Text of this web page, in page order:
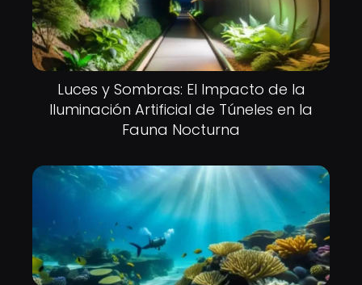
Luces y Sombras: El Impacto de la
Iluminación Artificial de Túneles en la
Fauna Nocturna